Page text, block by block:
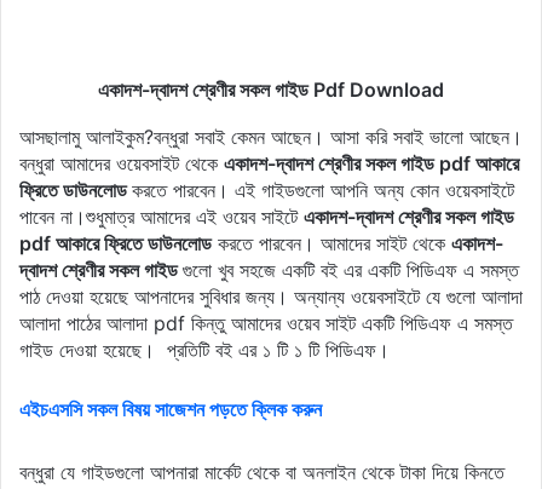
একাদশ-দ্বাদশ শ্রেণীর সকল গাইড Pdf Download
আসছালামু আলাইকুম?বন্ধুরা সবাই কেমন আছেন। আসা করি সবাই ভালো আছেন।
বন্ধুরা আমাদের ওয়েবসাইট থেকে একাদশ-দ্বাদশ শ্রেণীর সকল গাইড pdf আকারে
ফ্রিতে ডাউনলোডকরতে পারবেন। এই গাইডগুলো আপনি অন্য কোন ওয়েবসাইটে
পাবেন না।শুধুমাত্র আমাদের এই ওয়েব সাইটে একাদশ-দ্বাদশ শ্রেণীর সকল গাইড
pdf আকারে ফ্রিতে ডাউনলোডকরতে পারবেন। আমাদের সাইট থেকে একাদশ-
দ্বাদশ শ্রেণীর সকল গাইডগুলো খুব সহজে একটি বই এর একটি পিডিএফ এ সমস্ত
পাঠ দেওয়া হয়েছে আপনাদের সুবিধার জন্য। অন্যান্য ওয়েবসাইটে যে গুলো আলাদা
আলাদা পাঠের আলাদা pdf কিন্তু আমাদের ওয়েব সাইট একটি পিডিএফ এ সমস্ত
গাইড দেওয়া হয়েছে। প্রতিটি বই এর ১ টি ১ টি পিডিএফ।
এইচএসসি সকল বিষয় সাজেশন পড়তে ক্লিক করুন
বন্ধুরা যে গাইডগুলো আপনারা মার্কেট থেকে বা অনলাইন থেকে টাকা দিয়ে কিনতে